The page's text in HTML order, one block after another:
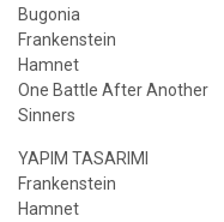
Bugonia
Frankenstein
Hamnet
One Battle After Another
Sinners
YAPIM TASARIMI
Frankenstein
Hamnet